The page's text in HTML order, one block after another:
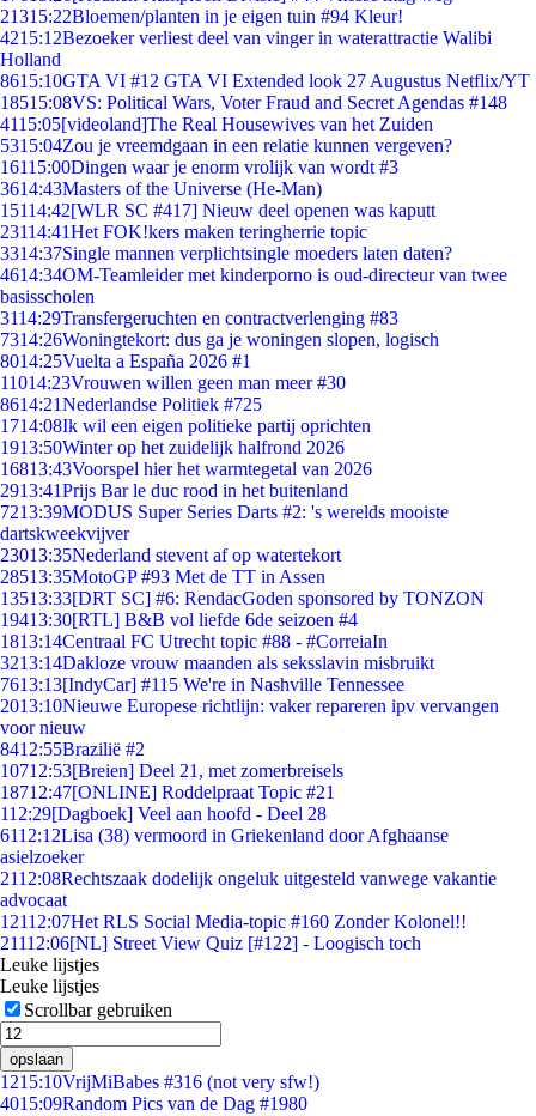
21315:22Bloemen/planten in je eigen tuin #94 Kleur!
4215:12Bezoeker verliest deel van vinger in waterattractie Walibi
Holland
8615:10GTA VI #12 GTA VI Extended look 27 Augustus Netflix/YT
18515:08VS: Political Wars, Voter Fraud and Secret Agendas #148
4115:05[videoland]The Real Housewives van het Zuiden
5315:04Zou je vreemdgaan in een relatie kunnen vergeven?
16115:00Dingen waar je enorm vrolijk van wordt #3
3614:43Masters of the Universe (He-Man)
15114:42[WLR SC #417] Nieuw deel openen was kaputt
23114:41Het FOK!kers maken teringherrie topic
3314:37Single mannen verplichtsingle moeders laten daten?
4614:34OM-Teamleider met kinderporno is oud-directeur van twee
basisscholen
3114:29Transfergeruchten en contractverlenging #83
7314:26Woningtekort: dus ga je woningen slopen, logisch
8014:25Vuelta a España 2026 #1
11014:23Vrouwen willen geen man meer #30
8614:21Nederlandse Politiek #725
1714:08Ik wil een eigen politieke partij oprichten
1913:50Winter op het zuidelijk halfrond 2026
16813:43Voorspel hier het warmtegetal van 2026
2913:41Prijs Bar le duc rood in het buitenland
7213:39MODUS Super Series Darts #2: 's werelds mooiste
dartskweekvijver
23013:35Nederland stevent af op watertekort
28513:35MotoGP #93 Met de TT in Assen
13513:33[DRT SC] #6: RendacGoden sponsored by TONZON
19413:30[RTL] B&B vol liefde 6de seizoen #4
1813:14Centraal FC Utrecht topic #88 - #CorreiaIn
3213:14Dakloze vrouw maanden als seksslavin misbruikt
7613:13[IndyCar] #115 We're in Nashville Tennessee
2013:10Nieuwe Europese richtlijn: vaker repareren ipv vervangen
voor nieuw
8412:55Brazilië #2
10712:53[Breien] Deel 21, met zomerbreisels
18712:47[ONLINE] Roddelpraat Topic #21
112:29[Dagboek] Veel aan hoofd - Deel 28
6112:12Lisa (38) vermoord in Griekenland door Afghaanse
asielzoeker
2112:08Rechtszaak dodelijk ongeluk uitgesteld vanwege vakantie
advocaat
12112:07Het RLS Social Media-topic #160 Zonder Kolonel!!
21112:06[NL] Street View Quiz [#122] - Loogisch toch
Leuke lijstjes
Leuke lijstjes
Scrollbar gebruiken
opslaan
1215:10VrijMiBabes #316 (not very sfw!)
4015:09Random Pics van de Dag #1980